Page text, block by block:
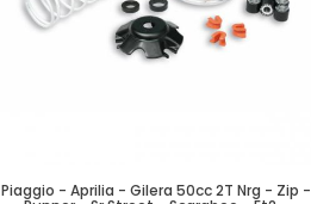
Piaggio - Aprilia - Gilera 50cc 2T Nrg - Zip -